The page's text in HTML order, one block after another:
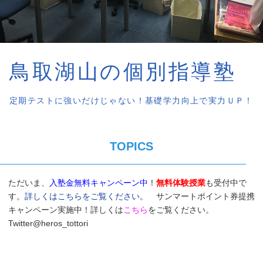
鳥取湖山の個別指導塾
定期テストに強いだけじゃない！基礎学力向上で実力ＵＰ！
TOPICS
ただいま、 入塾金無料キャンペーン中 ！ 無料体験授業も受付中で
す。 詳しくはこちらをご覧ください。 サンマートポイント券提携
キャンペーン実施中！詳しくはこちらをご覧ください。
Twitter@heros_tottori